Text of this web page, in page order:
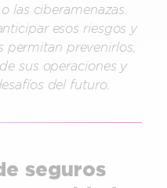
las ciberamenazas.
esos riesgos y
permitan prevenirlos,
sus operaciones y
del futuro.
seguros